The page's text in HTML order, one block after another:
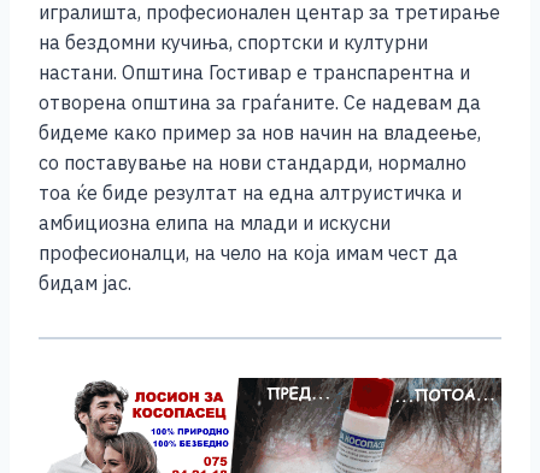
игралишта, професионален центар за третирање
на бездомни кучиња, спортски и културни
настани. Општина Гостивар е транспарентна и
отворена општина за граѓаните. Се надевам да
бидеме како пример за нов начин на владеење,
со поставување на нови стандарди, нормално
тоа ќе биде резултат на една алтруистичка и
амбициозна елипа на млади и искусни
професионалци, на чело на која имам чест да
бидам јас.